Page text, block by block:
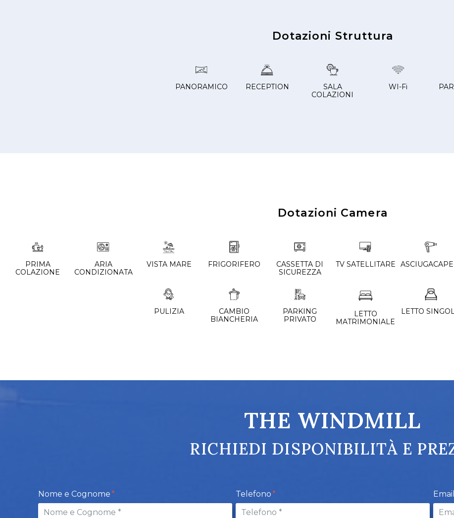
Dotazioni Struttura
PANORAMICO RECEPTION
SALA
COLAZIONI
WI-Fi
Dotazioni Camera
PRIMA
COLAZIONE
ARIA
CONDIZIONATA
VISTA MARE FRIGORIFERO
CASSETTA DI
SICUREZZA
TV SATELLITARE
PULIZIA
CAMBIO
BIANCHERIA
PARKING
PRIVATO
LETTO
MATRIMONIALE
LETTO
THE WINDMILL
RICHIEDI DISPONIBILITÀ E
Nome e Cognome Telefono